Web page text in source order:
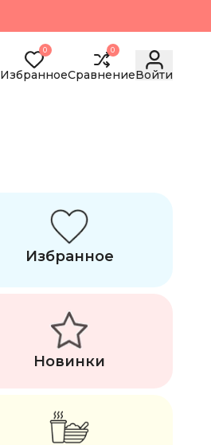
0
Избранное
0
СравнениеВойти
Избранное
Новинки